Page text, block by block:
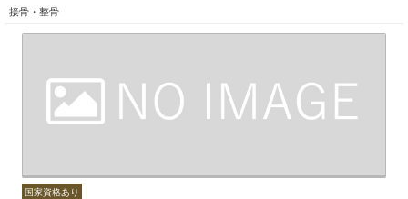
接骨・整骨
国家資格あり